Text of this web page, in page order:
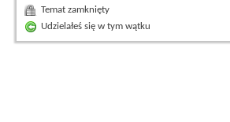
Temat zamknięty
Udzielałeś się w tym wątku